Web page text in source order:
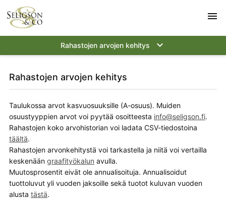
menu
Rahastojen arvojen kehitys keyboard_arrow_down
Rahastojen arvojen kehitys
Taulukossa arvot kasvuosuuksille (A-osuus). Muiden
osuustyyppien arvot voi pyytää osoitteesta
.
Rahastojen koko arvohistorian voi ladata CSV-tiedostoina
täältä.
Rahastojen arvonkehitystä voi tarkastella ja niitä voi vertailla
keskenään graafityökalun avulla.
Muutosprosentit eivät ole annualisoituja. Annualisoidut
tuottoluvut yli vuoden jaksoille sekä tuotot kuluvan vuoden
alusta tästä.